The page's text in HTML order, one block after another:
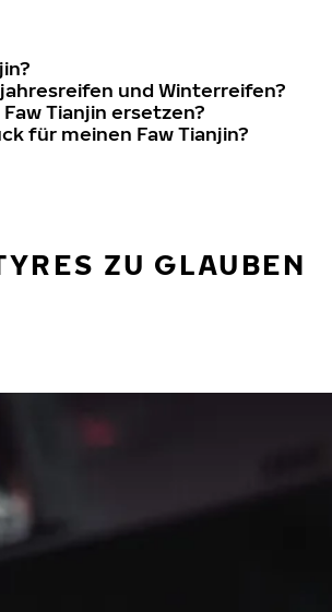
und Winterreifen?
Tianjin ersetzen?
für meinen Faw Tianjin?
ZU GLAUBEN